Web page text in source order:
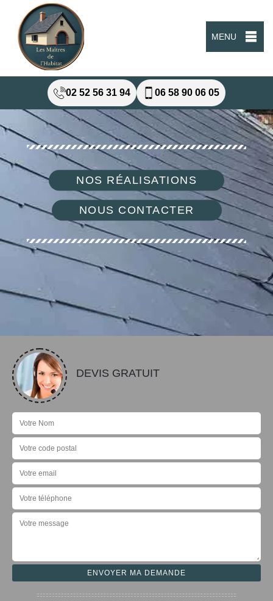
MENU
02 52 56 31 94 06 58 90 06 05
NOS RÉALISATIONS
NOUS CONTACTER
DEVIS GRATUIT